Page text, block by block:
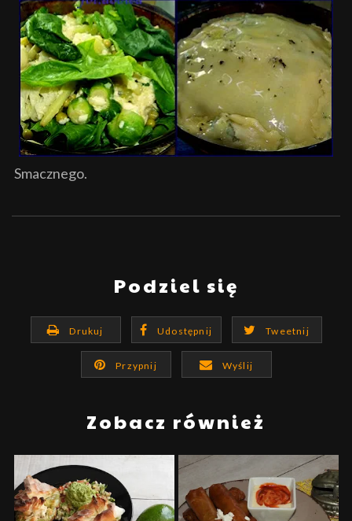
Smacznego.
Podziel się
Drukuj Udostępnij Tweetnij
Przypnij Wyślij
Zobacz również